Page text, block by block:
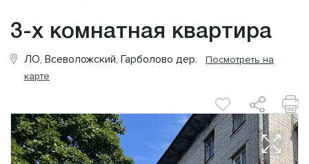
3-х комнатная квартира
ЛО, Всеволожский, Гарболово дер. Посмотреть на
карте